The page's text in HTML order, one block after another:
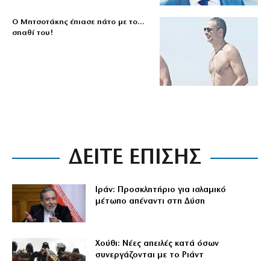
Ο Μητσοτάκης έπιασε πάτο με το…
σπαθί του!
ΔΕΙΤΕ ΕΠΙΣΗΣ
Ιράν: Προσκλητήριο για ισλαμικό
μέτωπο απέναντι στη Δύση
Χούθι: Νέες απειλές κατά όσων
συνεργάζονται με το Ριάντ